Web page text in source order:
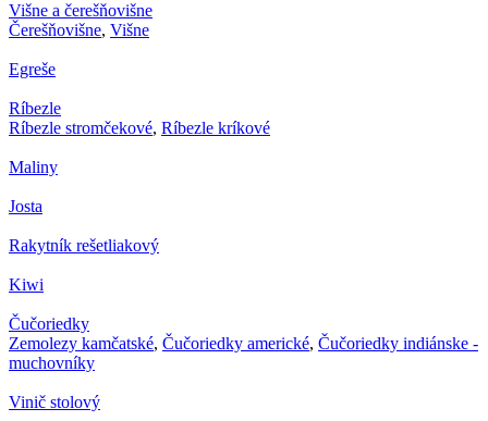
Višne a čerešňovišne
Čerešňovišne, Višne
Egreše
Ríbezle
Ríbezle stromčekové, Ríbezle kríkové
Maliny
Josta
Rakytník rešetliakový
Kiwi
Čučoriedky
Zemolezy kamčatské, Čučoriedky americké, Čučoriedky indiánske -
muchovníky
Vinič stolový